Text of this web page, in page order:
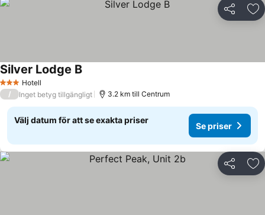
Dela
3 StjärnorHotell
Silver Lodge B
/ Inget betyg tillgängligt 3.2 km till Centrum
Välj datum för att se exakta priser
Se priser
Dela